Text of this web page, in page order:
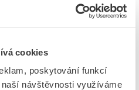
cookies
poskytování funkcí
návštěvnosti využíváme